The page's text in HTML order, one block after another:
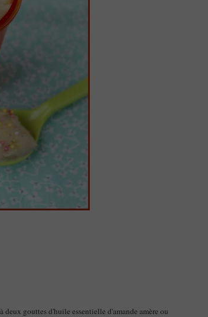
gouttes d'huile essentielle d'amande amère ou